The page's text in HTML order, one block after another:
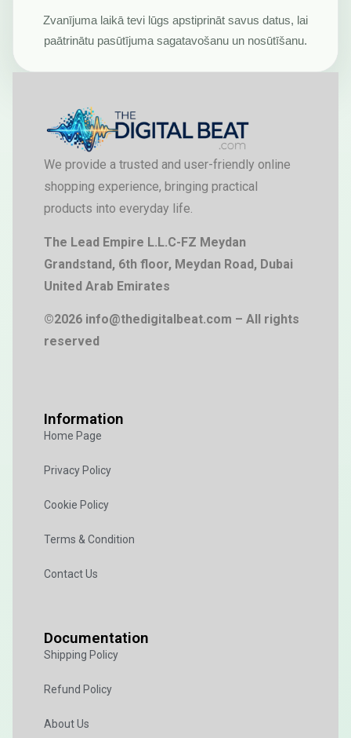
Zvanījuma laikā tevi lūgs apstiprināt savus datus, lai
paātrinātu pasūtījuma sagatavošanu un nosūtīšanu.
We provide a trusted and user-friendly online
shopping experience, bringing practical
products into everyday life.
The Lead Empire L.L.C-FZ Meydan
Grandstand, 6th floor, Meydan Road, Dubai
United Arab Emirates
©2026 info@thedigitalbeat.com – All rights
reserved
Information
Home Page
Privacy Policy
Cookie Policy
Terms & Condition
Contact Us
Documentation
Shipping Policy
Refund Policy
About Us